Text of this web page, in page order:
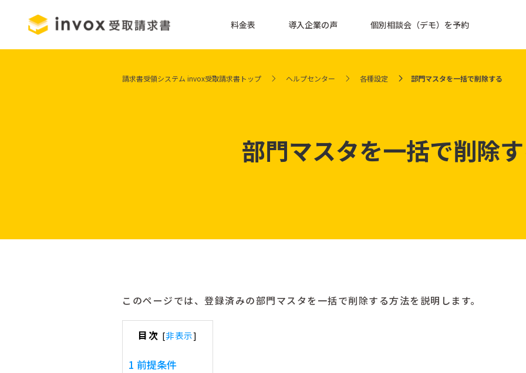
料金表 導入企業の声 個別相談会（デモ）を予約
部門マスタを一括で削除
請求書受領システム invox受取請求書トップ ヘルプセンター 各種設定 部門マスタを一括で削除する
このページでは、登録済みの部門マスタを一括で削除する方法を説明します。
目次 [非表示]
1 前提条件